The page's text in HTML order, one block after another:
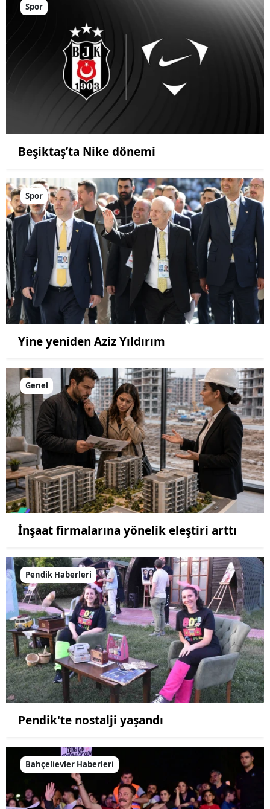
Spor
Beşiktaş’ta Nike dönemi
Spor
Yine yeniden Aziz Yıldırım
Genel
İnşaat firmalarına yönelik eleştiri arttı
Pendik Haberleri
Pendik'te nostalji yaşandı
Bahçelievler Haberleri